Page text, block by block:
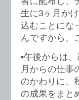
生に3ヶ月か
込むことにな
んですから、
▪︎午後からは
月からの仕事
のかわりに、
の成果をまと